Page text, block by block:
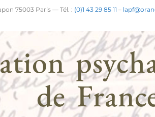
75003 Paris — Tél. : (0)1 43 29 85 11 –
de